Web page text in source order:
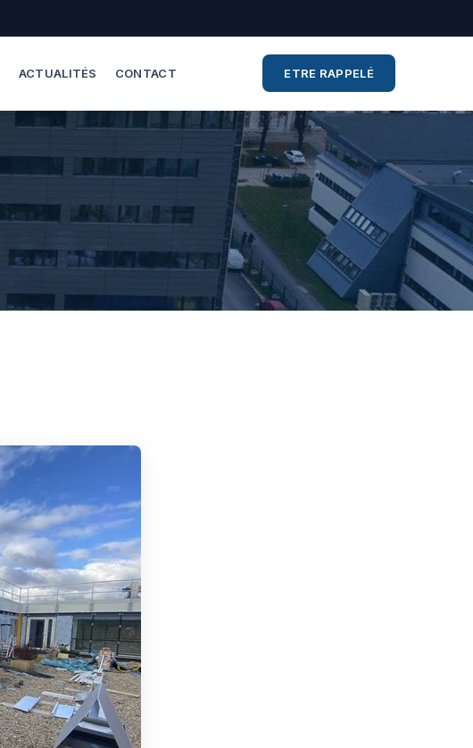
ACTUALITÉS CONTACT ETRE RAPPELÉ